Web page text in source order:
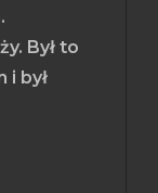
Był to
i był